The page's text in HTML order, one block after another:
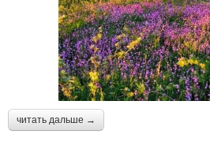
читать дальше →